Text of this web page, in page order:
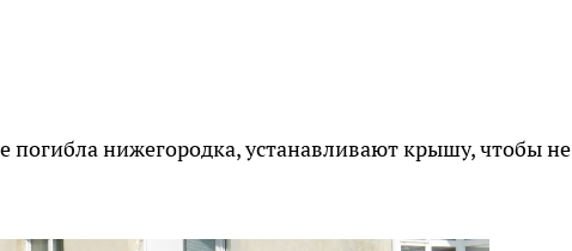
погибла нижегородка, устанавливают крышу, чтобы не